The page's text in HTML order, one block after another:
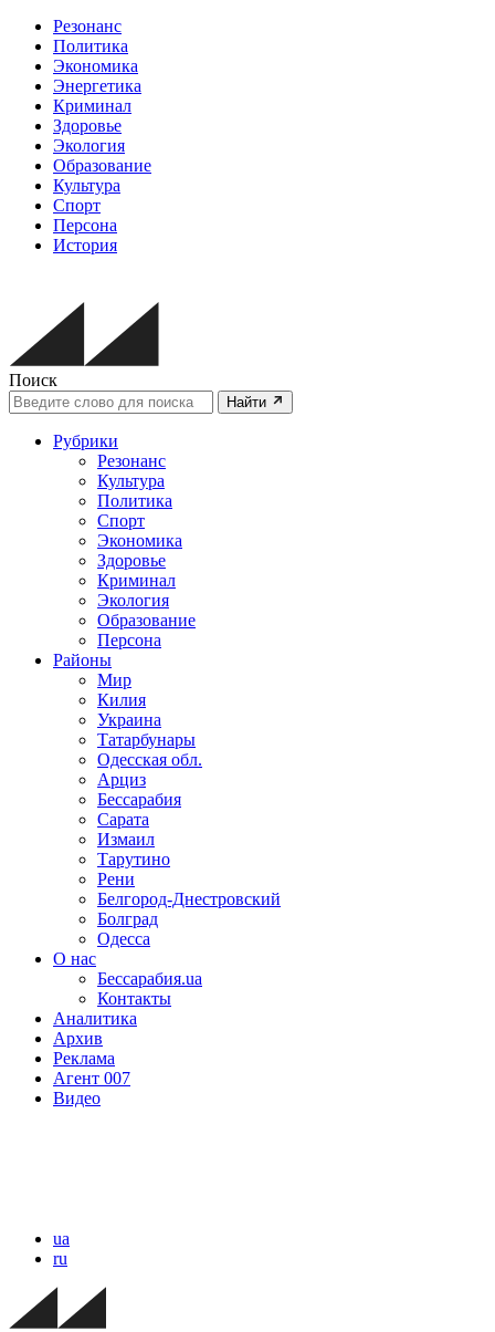
Резонанс
Политика
Экономика
Энергетика
Криминал
Здоровье
Экология
Образование
Культура
Спорт
Персона
История
Поиск
Найти
Рубрики
Резонанс
Культура
Политика
Спорт
Экономика
Здоровье
Криминал
Экология
Образование
Персона
Районы
Мир
Килия
Украина
Татарбунары
Одесская обл.
Арциз
Бессарабия
Сарата
Измаил
Тарутино
Рени
Белгород-Днестровский
Болград
Одесса
О нас
Бессарабия.ua
Контакты
Аналитика
Архив
Реклама
Агент 007
Видео
ua
ru